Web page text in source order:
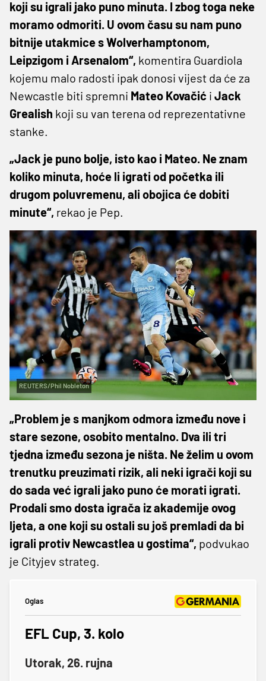
koji su igrali jako puno minuta. I zbog toga neke
moramo odmoriti. U ovom času su nam puno
bitnije utakmice s Wolverhamptonom,
Leipzigom i Arsenalom“, komentira Guardiola
kojemu malo radosti ipak donosi vijest da će za
Newcastle biti spremni Mateo Kovačić i Jack
Grealish koji su van terena od reprezentativne
stanke.
„Jack je puno bolje, isto kao i Mateo. Ne znam
koliko minuta, hoće li igrati od početka ili
drugom poluvremenu, ali obojica će dobiti
minute“, rekao je Pep.
REUTERS/Phil Nobleton
„Problem je s manjkom odmora između nove i
stare sezone, osobito mentalno. Dva ili tri
tjedna između sezona je ništa. Ne želim u ovom
trenutku preuzimati rizik, ali neki igrači koji su
do sada već igrali jako puno će morati igrati.
Prodali smo dosta igrača iz akademije ovog
ljeta, a one koji su ostali su još premladi da bi
igrali protiv Newcastlea u gostima“, podvukao
je Cityjev strateg.
Oglas
EFL Cup, 3. kolo
Utorak, 26. rujna